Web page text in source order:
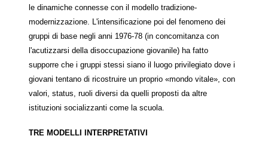
le dinamiche connesse con il modello tradizione-
modernizzazione. L'intensificazione poi del fenomeno dei
gruppi di base negli anni 1976-78 (in concomitanza con
l'acutizzarsi della disoccupazione giovanile) ha fatto
supporre che i gruppi stessi siano il luogo privilegiato dove i
giovani tentano di ricostruire un proprio «mondo vitale», con
valori, status, ruoli diversi da quelli proposti da altre
istituzioni socializzanti come la scuola.
TRE MODELLI INTERPRETATIVI